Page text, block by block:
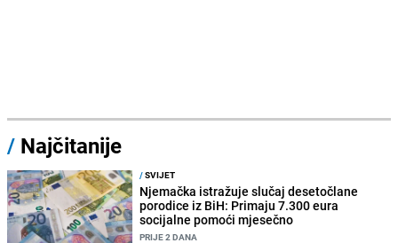
/ Najčitanije
/SVIJET
Njemačka istražuje slučaj desetočlane
porodice iz BiH: Primaju 7.300 eura
socijalne pomoći mjesečno
PRIJE 2 DANA